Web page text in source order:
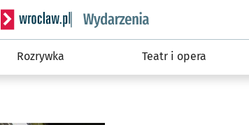
Serwis informacyjny wroclaw.pl podserwis:
Rozrywka Teatr i opera